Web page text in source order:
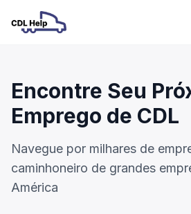
Encontre Seu
Emprego de CDL
Navegue por milhares de
caminhoneiro de grandes
América